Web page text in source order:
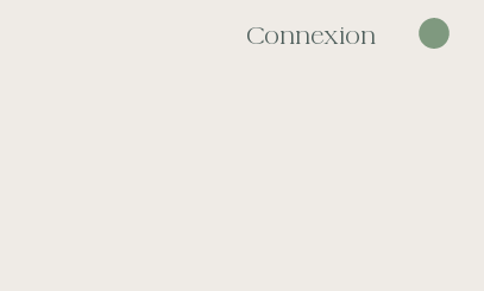
Connexion